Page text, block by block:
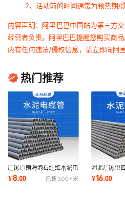
2、活动前的时间通常为预热期/
内容声明：阿里巴巴中国站为第三方
经营者负责。阿里巴巴提醒您购买商
内有任何违法/侵权信息，请立即向阿
热门推荐
厂家直销海泡石纤维水泥电
缆管 埋地电力电缆保护管
材 批发
¥8.00 已售300+米
河北厂家供
泥烟囱管
烟囱管
¥16.00